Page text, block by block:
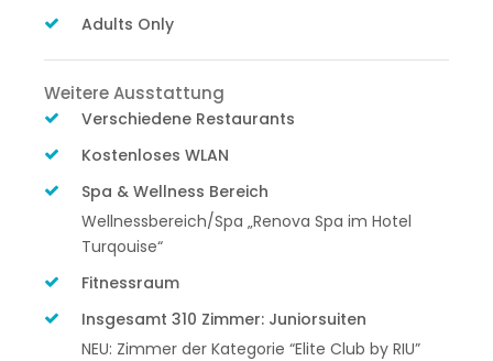
Adults Only
Weitere Ausstattung
Verschiedene Restaurants
Kostenloses WLAN
Spa & Wellness Bereich
Wellnessbereich/Spa „Renova Spa im Hotel
Turqouise“
Fitnessraum
Insgesamt 310 Zimmer: Juniorsuiten
NEU: Zimmer der Kategorie “Elite Club by RIU”